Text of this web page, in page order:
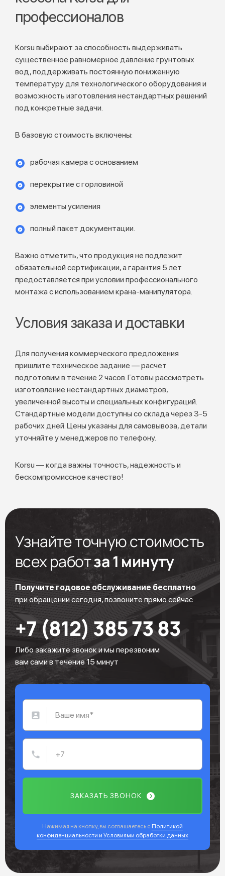
профессионалов
Korsu выбирают за способность выдерживать
существенное равномерное давление грунтовых
вод, поддерживать постоянную пониженную
температуру для технологического оборудования и
возможность изготовления нестандартных решений
под конкретные задачи.
В базовую стоимость включены:
рабочая камера с основанием
перекрытие с горловиной
элементы усиления
полный пакет документации.
Важно отметить, что продукция не подлежит
обязательной сертификации, а гарантия 5 лет
предоставляется при условии профессионального
монтажа с использованием крана-манипулятора.
Условия заказа и доставки
Для получения коммерческого предложения
пришлите техническое задание — расчет
подготовим в течение 2 часов. Готовы рассмотреть
изготовление нестандартных диаметров,
увеличенной высоты и специальных конфигураций.
Стандартные модели доступны со склада через 3-5
рабочих дней. Цены указаны для самовывоза, детали
уточняйте у менеджеров по телефону.
Korsu — когда важны точность, надежность и
бескомпромиссное качество!
Узнайте точную стоимость
всех работза 1 минуту
Получите годовое обслуживание бесплатно
при обращении сегодня, позвоните прямо сейчас
+7 (812) 385 73 83
Либо закажите звонок и мы перезвоним
вам сами в течение 15 минут
ЗАКАЗАТЬ ЗВОНОК
Нажимая на кнопку, вы соглашаетесь с Политикой
конфиденциальности и Условиями обработки данных